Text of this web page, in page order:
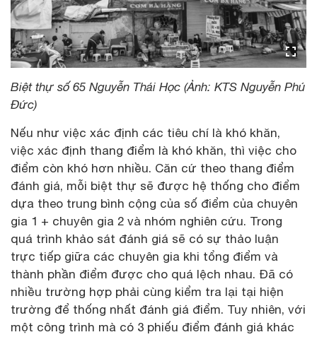
Biệt thự số 65 Nguyễn Thái Học (Ảnh: KTS Nguyễn Phú
Đức)
Nếu như việc xác định các tiêu chí là khó khăn,
việc xác định thang điểm là khó khăn, thì việc cho
điểm còn khó hơn nhiều. Căn cứ theo thang điểm
đánh giá, mỗi biệt thự sẽ được hệ thống cho điểm
dựa theo trung bình cộng của số điểm của chuyên
gia 1 + chuyên gia 2 và nhóm nghiên cứu. Trong
quá trình khảo sát đánh giá sẽ có sự thảo luận
trực tiếp giữa các chuyên gia khi tổng điểm và
thành phần điểm được cho quá lệch nhau. Đã có
nhiều trường hợp phải cùng kiểm tra lại tại hiện
trường để thống nhất đánh giá điểm. Tuy nhiên, với
một công trình mà có 3 phiếu điểm đánh giá khác